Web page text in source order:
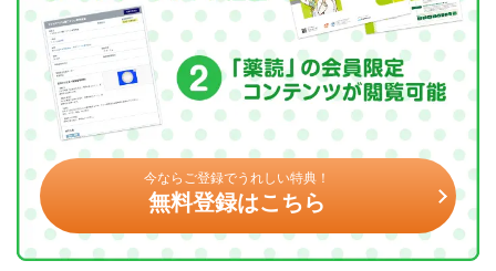
今ならご登録でうれしい特典！
無料登録はこちら